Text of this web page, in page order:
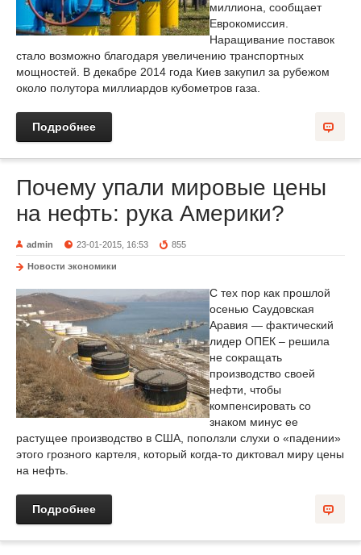
миллиона, сообщает
Еврокомиссия.
Наращивание поставок
стало возможно благодаря увеличению транспортных
мощностей. В декабре 2014 года Киев закупил за рубежом
около полутора миллиардов кубометров газа.
Подробнее
Почему упали мировые цены
на нефть: рука Америки?
admin 23-01-2015, 16:53 855
Новости экономики
С тех пор как прошлой
осенью Саудовская
Аравия — фактический
лидер ОПЕК – решила
не сокращать
производство своей
нефти, чтобы
компенсировать со
знаком минус ее
растущее производство в США, поползли слухи о «падении»
этого грозного картеля, который когда-то диктовал миру цены
на нефть.
Подробнее